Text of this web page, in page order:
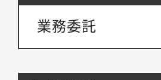
業務委託